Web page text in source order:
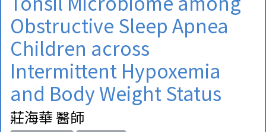
Obstructive Sleep Apnea
Children across
Intermittent Hypoxemia
and Body Weight Status
莊海華 醫師